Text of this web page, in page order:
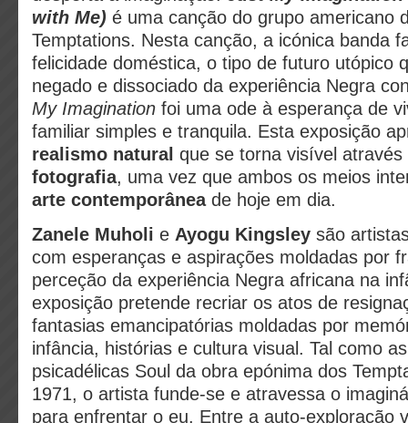
with Me) é uma canção do grupo americano
Temptations. Nesta canção, a icónica banda
felicidade doméstica, o tipo de futuro utópico
negado e dissociado da experiência Negra
My Imagination foi uma ode à esperança de
familiar simples e tranquila. Esta exposição
realismo natural que se torna visível
fotografia, uma vez que ambos os meios
arte contemporâneade hoje em dia.
Zanele Muholi e Ayogu Kingsley são
com esperanças e aspirações moldadas por
perceção da experiência Negra africana na
exposição pretende recriar os atos de
fantasias emancipatórias moldadas por
infância, histórias e cultura visual. Tal como
psicadélicas Soul da obra epónima dos
1971, o artista funde-se e atravessa o
para enfrentar o eu. Entre a auto-exploração